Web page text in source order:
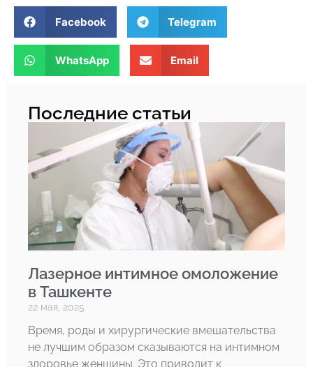
Facebook Telegram
WhatsApp Email
Последние статьи
Лазерное интимное омоложение
в Ташкенте
22 мая, 2025
Время, роды и хирургические вмешательства
не лучшим образом сказываются на интимном
здоровье женщины. Это приводит к